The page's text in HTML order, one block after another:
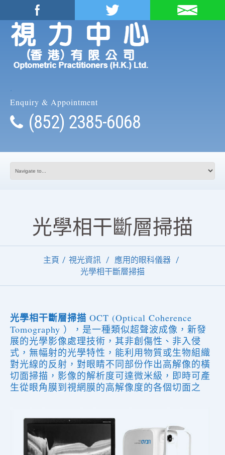
Enquiry & Appointment
(852) 2385-6068
光學相干斷層掃描
主頁 視光資訊
應用的眼科儀器
光學相干斷層掃描
光學相干斷層掃描 OCT (Optical Coherence
Tomography ），是一種類似超聲波成像，新發
展的光學影像處理技術，其非創傷性、非入侵
式，無幅射的光學特性，能利用物質或生物組織
對光線的反射，對眼睛不同部份作出高解像的橫
切面掃描，影像的解析度可達微米級，即時可產
生從眼角膜到視網膜的高解像度的各個切面之